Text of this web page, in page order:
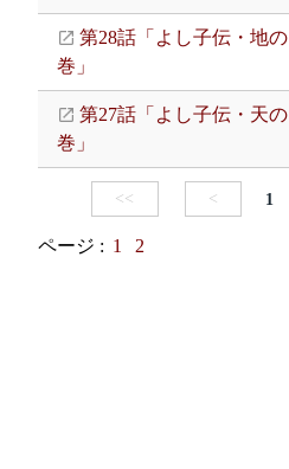
第28話「よし子伝・地の
巻」
第27話「よし子伝・天の
巻」
<< < 1
ページ : 1 2